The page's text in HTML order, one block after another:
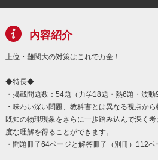
内容紹介
上位・難関大の対策はこれで万全！
◆特長◆
・掲載問題数：54題（力学18題・熱6題・波動
・味わい深い問題、教科書とは異なる視点か
既知の物理現象をさらに一歩踏み込んで深く
度な理解を得ることができます。
・問題冊子64ページと解答冊子（別冊）112ペ